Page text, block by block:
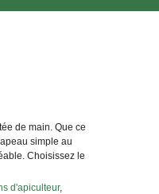
de main. Que ce
simple au
Choisissez le
d'apiculteur,